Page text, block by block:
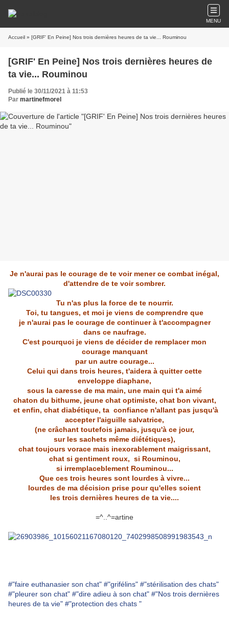
MENU
Accueil » [GRIF' En Peine] Nos trois dernières heures de ta vie... Rouminou
[GRIF' En Peine] Nos trois dernières heures de
ta vie... Rouminou
Publié le 30/11/2021 à 11:53
Par martinefmorel
Je n'aurai pas le courage de te voir mener ce combat inégal,
d'attendre de te voir sombrer.
Tu n'as plus la force de te nourrir.
Toi, tu tangues, et moi je viens de comprendre que
je n'aurai pas le courage de continuer à t'accompagner
dans ce naufrage.
C'est pourquoi je viens de décider de remplacer mon
courage manquant
par un autre courage...
Celui qui dans trois heures, t'aidera à quitter cette
enveloppe diaphane,
sous la caresse de ma main, une main qui t'a aimé
chaton du bithume, jeune chat optimiste, chat bon vivant,
et enfin, chat diabétique, ta confiance n'allant pas jusqu'à
accepter l'aiguille salvatrice,
(ne crâchant toutefois jamais, jusqu'à ce jour,
sur les sachets même diététiques),
chat toujours vorace mais inexorablement maigrissant,
chat si gentiment roux, si Rouminou,
si irremplaceblement Rouminou...
Que ces trois heures sont lourdes à vivre...
lourdes de ma décision prise pour qu'elles soient
les trois dernières heures de ta vie....
=^..^=artine
#"faire euthanasier son chat" #"grifélins" #"stérilisation des chats"
#"pleurer son chat" #"dire adieu à son chat" #"Nos trois dernières
heures de ta vie" #"protection des chats "